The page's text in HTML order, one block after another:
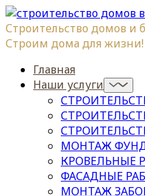
Строительство домов и
Строим дома для жизни!
Главная
Наши услуги
МОНТАЖ
КРОВЕЛЬНЫЕ
ФАСАДНЫЕ
МОНТАЖ